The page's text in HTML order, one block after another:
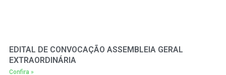
EDITAL DE CONVOCAÇÃO ASSEMBLEIA GERAL
EXTRAORDINÁRIA
Confira »